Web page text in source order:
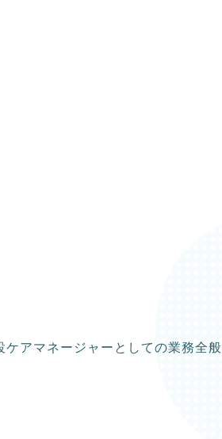
アマネージャーとしての業務全般